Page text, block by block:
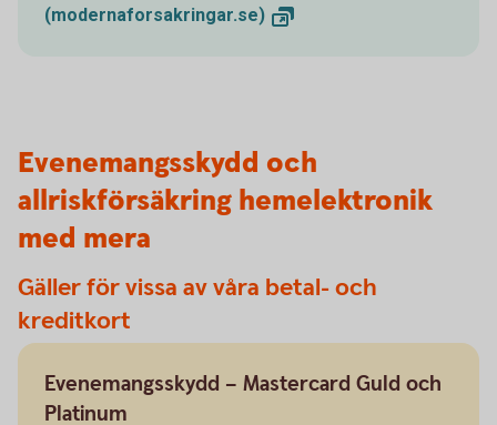
(modernaforsakringar.se)
Evenemangsskydd och
allriskförsäkring hemelektronik
med mera
Gäller för vissa av våra betal- och
kreditkort
Evenemangsskydd – Mastercard Guld och
Platinum